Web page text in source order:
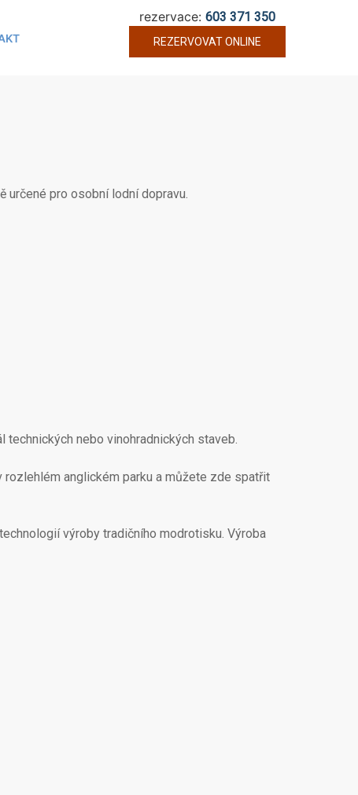
rezervace: 603 371 350
REZERVOVAT ONLINE
určené pro osobní lodní dopravu.
technických nebo vinohradnických staveb.
anglickém parku a můžete zde spatřit
výroby tradičního modrotisku. Výroba